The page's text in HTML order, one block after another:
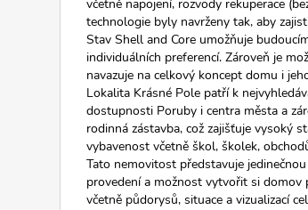
včetně napojení, rozvody rekuperace
technologie byly navrženy tak, aby
Stav Shell and Core umožňuje
individuálních preferencí. Zároveň je
navazuje na celkový koncept domu i
Lokalita Krásné Pole patří k
dostupnosti Poruby i centra města a
rodinná zástavba, což zajišťuje vysoký
vybavenost včetně škol, školek,
Tato nemovitost představuje
provedení a možnost vytvořit si domov
včetně půdorysů, situace a vizualizací